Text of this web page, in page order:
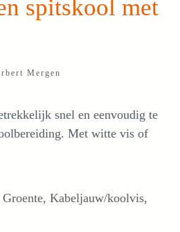
spitskool met
Mergen
snel en eenvoudig te
Met witte vis of
Groente, Kabeljauw/koolvis,